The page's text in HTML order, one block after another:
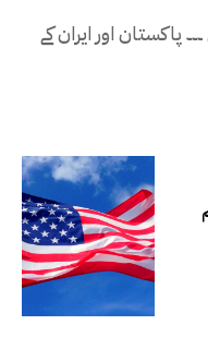
پاکستان اور ایران کے